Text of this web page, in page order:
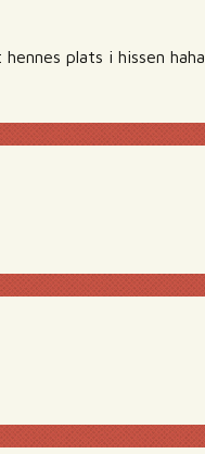
plats i hissen haha